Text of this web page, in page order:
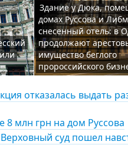
Здание у Дюка,
домах Руссова и
снесенный отель: в
продолжают
имущество беглого
пророссийского
отказалась выдать
8 млн грн на дом Руссова
суд пошел